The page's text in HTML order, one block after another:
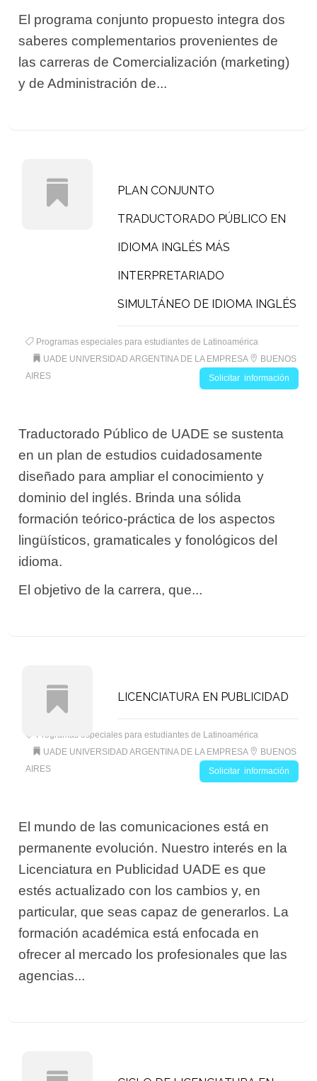
El programa conjunto propuesto integra dos
saberes complementarios provenientes de
las carreras de Comercialización (marketing)
y de Administración de...
PLAN CONJUNTO
TRADUCTORADO PÚBLICO EN
IDIOMA INGLÉS MÁS
INTERPRETARIADO
SIMULTÁNEO DE IDIOMA INGLÉS
Programas especiales para estudiantes de Latinoamérica
UADE UNIVERSIDAD ARGENTINA DE LA EMPRESA
BUENOS
AIRES
Solicitar información
Traductorado Público de UADE se sustenta
en un plan de estudios cuidadosamente
diseñado para ampliar el conocimiento y
dominio del inglés. Brinda una sólida
formación teórico-práctica de los aspectos
lingüísticos, gramaticales y fonológicos del
idioma.
El objetivo de la carrera, que...
LICENCIATURA EN PUBLICIDAD
Programas especiales para estudiantes de Latinoamérica
UADE UNIVERSIDAD ARGENTINA DE LA EMPRESA
BUENOS
AIRES
Solicitar información
El mundo de las comunicaciones está en
permanente evolución. Nuestro interés en la
Licenciatura en Publicidad UADE es que
estés actualizado con los cambios y, en
particular, que seas capaz de generarlos. La
formación académica está enfocada en
ofrecer al mercado los profesionales que las
agencias...